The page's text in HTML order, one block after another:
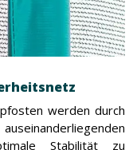
werden durch
Stabilität zu